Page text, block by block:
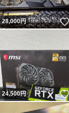
28,000円
24,500円